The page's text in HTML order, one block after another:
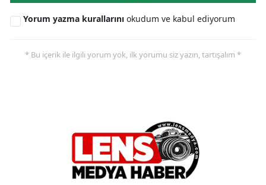
Yorum yazma kurallarını okudum ve kabul ediyorum
* Bu içerik ile ilgili yorum yok, ilk yorumu siz yazın, tartışalım *